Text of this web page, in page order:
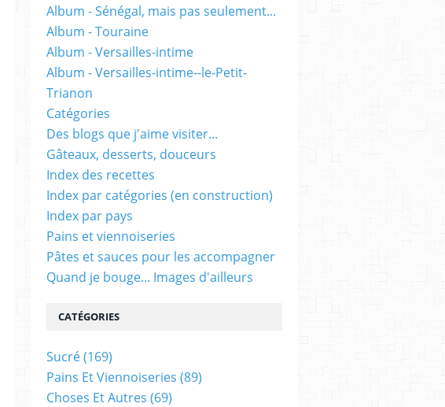
Album - Sénégal, mais pas seulement...
Album - Touraine
Album - Versailles-intime
Album - Versailles-intime--le-Petit-
Trianon
Catégories
Des blogs que j'aime visiter...
Gâteaux, desserts, douceurs
Index des recettes
Index par catégories (en construction)
Index par pays
Pains et viennoiseries
Pâtes et sauces pour les accompagner
Quand je bouge... Images d'ailleurs
CATÉGORIES
Sucré(169)
Pains Et Viennoiseries (89)
Choses Et Autres (69)